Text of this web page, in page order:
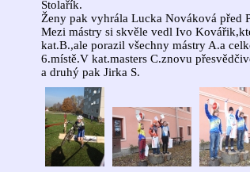
Stolařík.
Ženy pak vyhrála Lucka Nováková před
Mezi mástry si skvěle vedl Ivo
kat.B.,ale porazil všechny mástry A.a
6.místě.V kat.masters C.znovu
a druhý pak Jirka S.